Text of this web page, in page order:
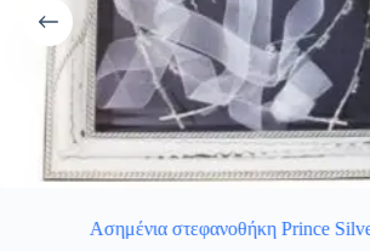
Ασημένια στεφανοθήκη Prince